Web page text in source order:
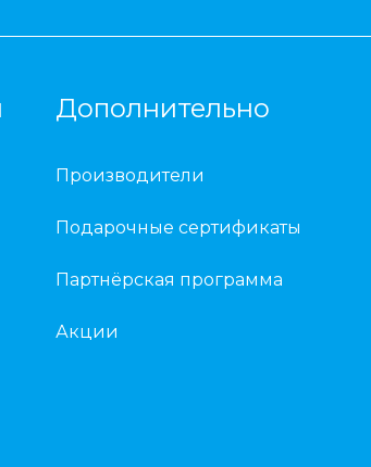
Дополнительно
Производители
Подарочные сертификаты
Партнёрская программа
Акции